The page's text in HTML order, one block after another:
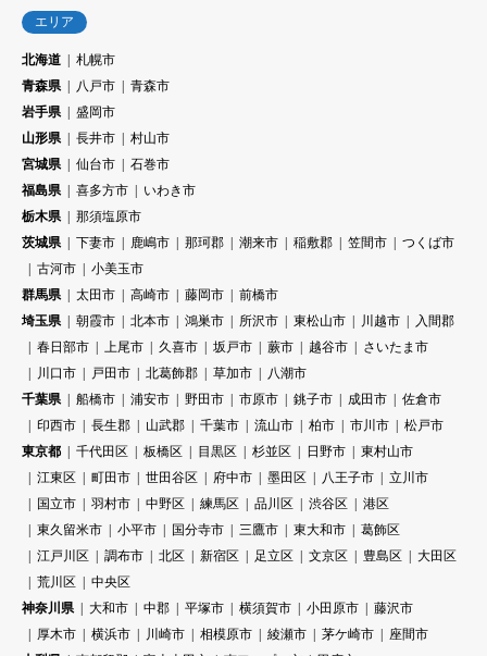
エリア
北海道
札幌市
青森県
八戸市
青森市
岩手県
盛岡市
山形県
長井市
村山市
宮城県
仙台市
石巻市
福島県
喜多方市
いわき市
栃木県
那須塩原市
茨城県
下妻市 鹿嶋市 那珂郡 潮来市 稲敷郡 笠間市
つくば市
古河市
小美玉市
群馬県
太田市 高崎市 藤岡市
前橋市
埼玉県
朝霞市 北本市 鴻巣市 所沢市 東松山市 川越市
入間郡
春日部市
上尾市 久喜市 坂戸市 蕨市 越谷市
さいたま市
川口市
戸田市 北葛飾郡 草加市
八潮市
千葉県
船橋市 浦安市 野田市 市原市 銚子市 成田市
佐倉市
印西市
長生郡 山武郡 千葉市 流山市 柏市 市川市
松戸市
東京都
千代田区 板橋区 目黒区 杉並区 日野市
東村山市
江東区
町田市 世田谷区 府中市 墨田区 八王子市
立川市
国立市
羽村市 中野区 練馬区 品川区 渋谷区
港区
東久留米市
小平市 国分寺市 三鷹市 東大和市
葛飾区
江戸川区
調布市 北区 新宿区 足立区 文京区 豊島区
大田区
荒川区
中央区
神奈川県
大和市 中郡 平塚市 横須賀市 小田原市
藤沢市
厚木市
横浜市 川崎市 相模原市 綾瀬市 茅ケ崎市
座間市